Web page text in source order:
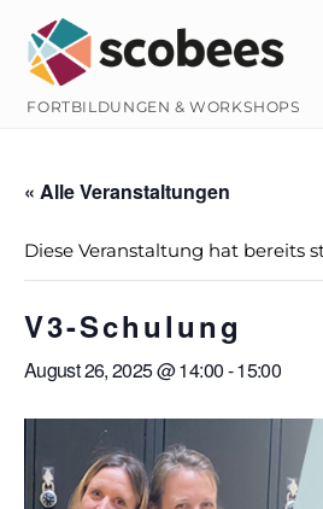
content
FORTBILDUNGEN & WORKSHOPS
« Alle Veranstaltungen
Diese Veranstaltung hat bereits
V3-Schulung
August 26, 2025 @ 14:00-15:00